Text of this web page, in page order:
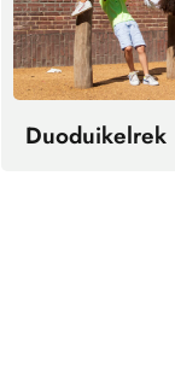
Duoduikelrek